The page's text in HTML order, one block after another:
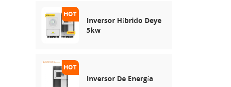
Inversor Híbrido Deye
5kw
Inversor De Energía